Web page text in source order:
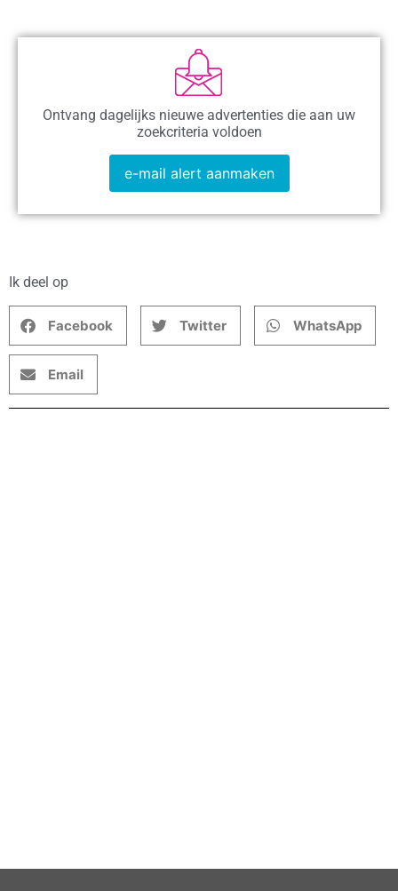
Ontvang dagelijks nieuwe advertenties die aan uw
zoekcriteria voldoen
e-mail alert aanmaken
Ik deel op
Facebook Twitter WhatsApp
Email